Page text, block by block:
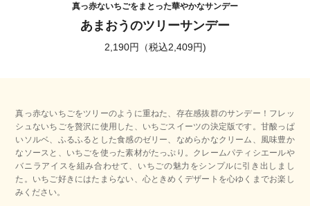
真っ赤ないちごをまとった華やかなサンデー
あまおうのツリーサンデー
2,190円（税込2,409円)
真っ赤ないちごをツリーのように重ねた、存在感抜群のサンデー！フレッ
シュないちごを贅沢に使用した、いちごスイーツの決定版です。甘酸っぱ
いソルベ、ふるふるとした食感のゼリー、なめらかなクリーム、風味豊か
なソースと、いちごを使った素材がたっぷり。クレームパティシエールや
バニラアイスを組み合わせて、いちごの魅力をシンプルに引き出しまし
た。いちご好きにはたまらない、心ときめくデザートを心ゆくまでお楽し
みください。